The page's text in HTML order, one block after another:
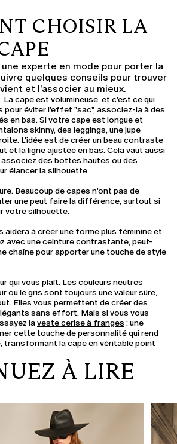
CHOISIR LA
experte en mode pour porter la
quelques conseils pour trouver
et l'associer au mieux.
La cape est volumineuse, et c'est ce qui
pour éviter l'effet "sac", associez-la à des
en bas. Si votre cape est longue et
skinny, des leggings, une jupe
L'idée est de créer un beau contraste
et la ligne ajustée en bas. Cela vaut aussi
associez des bottes hautes ou des
élancer la silhouette.
Beaucoup de capes n'ont pas de
une peut faire la différence, surtout si
votre silhouette.
aidera à créer une forme plus féminine et
avec une ceinture contrastante, peut-
chaîne pour apporter une touche de style
qui vous plaît. Les couleurs neutres
ou le gris sont toujours une valeur sûre,
Elles vous permettent de créer des
sans effort. Mais si vous vous
laveste cerise à franges : une
cette touche de personnalité qui rend
transformant la cape en véritable point
À LIRE